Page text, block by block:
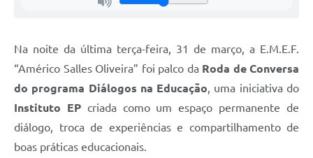
Na noite da última terça-feira, 31 de março, a E.M.E.F.
“Américo Salles Oliveira” foi palco da Roda de Conversa
do programa Diálogos na Educação, uma iniciativa do
Instituto EPcriada como um espaço permanente de
diálogo, troca de experiências e compartilhamento de
boas práticas educacionais.